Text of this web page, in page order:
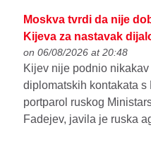
Moskva tvrdi da nije
Kijeva za nastavak
on 06/08/2026 at 20:48
Kijev nije podnio
diplomatskih kontakata
portparol ruskog
Fadejev, javila je ruska